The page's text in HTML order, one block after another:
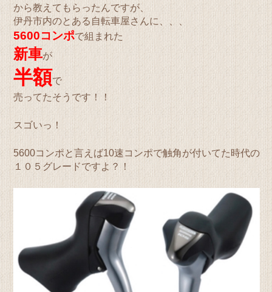
から教えてもらったんですが、
伊丹市内のとある自転車屋さんに、、、
5600コンポで組まれた
新車が
半額で
売ってたそうです！！
スゴいっ！
5600コンポと言えば10速コンポで触角が付いてた時代の
１０５グレードですよ？！